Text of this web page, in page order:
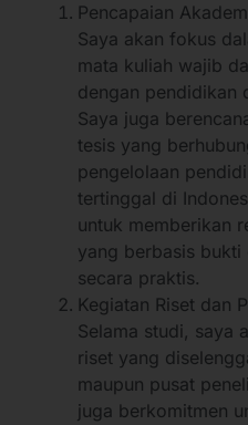
Pencapaian
Saya akan fokus
mata kuliah wajib
dengan pendidikan
Saya juga
tesis yang
pengelolaan
tertinggal di
untuk memberikan
yang berbasis
secara praktis.
Kegiatan Riset dan
Selama studi, saya
riset yang
maupun pusat
juga berkomitmen